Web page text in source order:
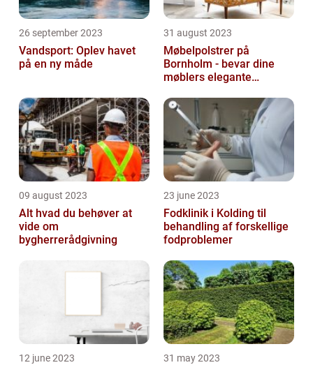
26 september 2023
Vandsport: Oplev havet
på en ny måde
31 august 2023
Møbelpolstrer på
Bornholm - bevar dine
møblers elegante
09 august 2023
Alt hvad du behøver at
vide om
bygherrerådgivning
23 june 2023
Fodklinik i Kolding til
behandling af forskellige
fodproblemer
12 june 2023 31 may 2023